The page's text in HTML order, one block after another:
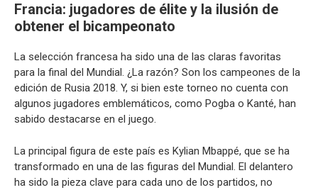
Francia: jugadores de élite y la ilusión de
obtener el bicampeonato
La selección francesa ha sido una de las claras favoritas
para la final del Mundial. ¿La razón? Son los campeones de la
edición de Rusia 2018. Y, si bien este torneo no cuenta con
algunos jugadores emblemáticos, como Pogba o Kanté, han
sabido destacarse en el juego.
La principal figura de este país es Kylian Mbappé, que se ha
transformado en una de las figuras del Mundial. El delantero
ha sido la pieza clave para cada uno de los partidos, no